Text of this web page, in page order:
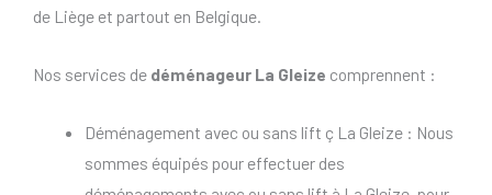
de Liège et partout en Belgique.
Nos services de déménageur La Gleize comprennent :
Déménagement avec ou sans lift ç La Gleize : Nous
sommes équipés pour effectuer des